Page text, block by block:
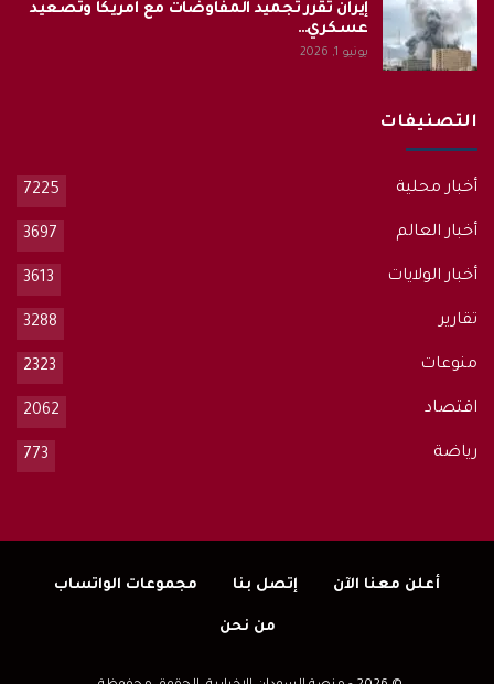
إيران تقرر تجميد المفاوضات مع أمريكا وتصعيد
عسكري…
يونيو 1, 2026
التصنيفات
أخبار محلية 7225
أخبار العالم 3697
أخبار الولايات 3613
تقارير 3288
منوعات 2323
اقتصاد 2062
رياضة 773
أعلن معنا الآن إتصل بنا مجموعات الواتساب
من نحن